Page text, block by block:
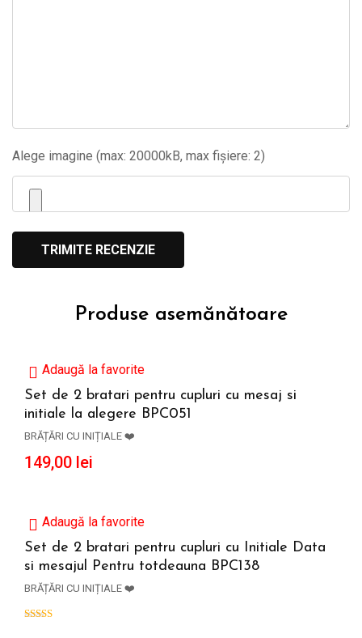
Alege imagine (max: 20000kB, max fișiere: 2)
Produse asemănătoare
Adaugă la favorite
Set de 2 bratari pentru cupluri cu mesaj si
initiale la alegere BPC051
BRĂȚĂRI CU INIȚIALE ❤️
149,00 lei
Adaugă la favorite
Set de 2 bratari pentru cupluri cu Initiale Data
si mesajul Pentru totdeauna BPC138
BRĂȚĂRI CU INIȚIALE ❤️